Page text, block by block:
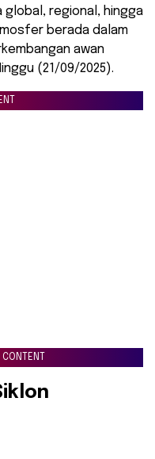
regional, hingga
berada dalam
awan
(21/09/2025).